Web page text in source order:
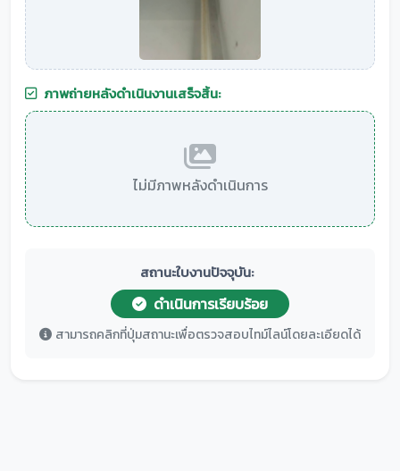
ภาพถ่ายหลังดำเนินงานเสร็จสิ้น:
ไม่มีภาพหลังดำเนินการ
สถานะใบงานปัจจุบัน:
ดำเนินการเรียบร้อย
สามารถคลิกที่ปุ่มสถานะเพื่อตรวจสอบไทม์ไลน์โดยละเอียดได้